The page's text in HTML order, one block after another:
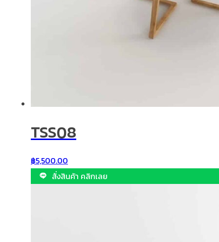
TSS08
฿5,500.00
สั่งสินค้า คลิกเลย